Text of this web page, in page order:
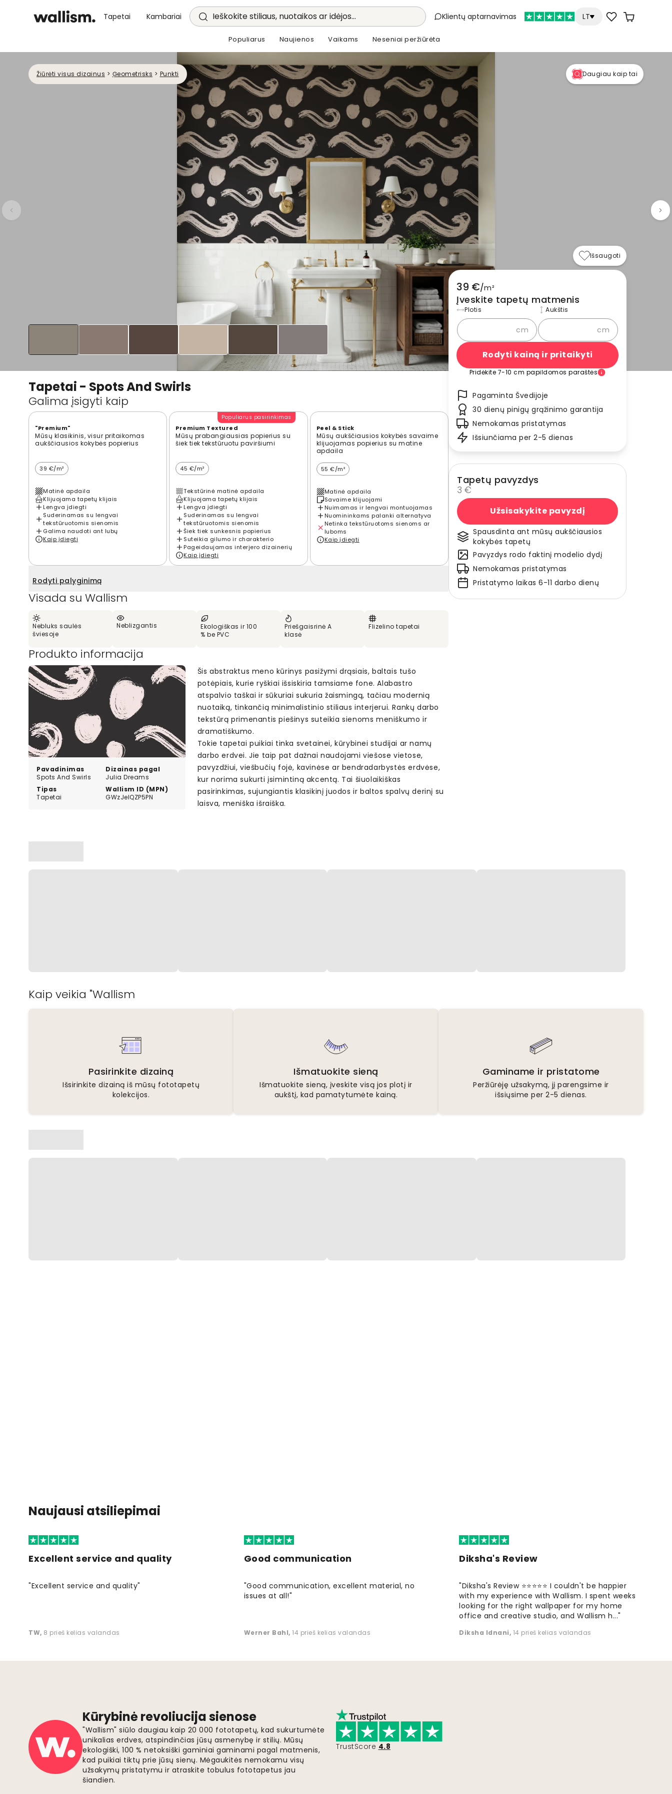
Tapetai Kambariai Ieškokite stiliaus, nuotaikos ar idėjos... Klientų aptarnavimas LT
Populiarus Naujienos Vaikams Neseniai peržiūrėta
Žiūrėti visus dizainus > Ģeometrisks > Punkti Daugiau kaip tai
Tapetai - Spots And Swirls
Galima įsigyti kaip
"Premium"
Mūsų klasikinis, visur pritaikomas
aukščiausios kokybės popierius
39 €/m²
Matinė apdaila
Klijuojama tapetų klijais
Lengva įdiegti
Suderinamas su lengvai
tekstūruotomis sienomis
Galima naudoti ant lubų
Kaip įdiegti
Populiarus pasirinkimas
Premium Textured
Mūsų prabangiausias popierius su
šiek tiek tekstūruotu paviršiumi
45 €/m²
Tekstūrinė matinė apdaila
Klijuojama tapetų klijais
Lengva įdiegti
Suderinamas su lengvai
tekstūruotomis sienomis
Šiek tiek sunkesnis popierius
Suteikia gilumo ir charakterio
Pageidaujamas interjero dizainerių
Kaip įdiegti
Peel & Stick
Mūsų aukščiausios kokybės savaime
klijuojamas popierius su matine
apdaila
55 €/m²
Matinė apdaila
Savaime klijuojami
Nuimamas ir lengvai montuojamas
Nuomininkams palanki alternatyva
Netinka tekstūruotoms sienoms ar
luboms
Kaip įdiegti
Rodyti palyginimą
Visada su Wallism
Nebluks saulės
šviesoje
Neblizgantis
Ekologiškas ir 100
% be PVC
Priešgaisrinė A
klasė
Flizelino tapetai
Produkto informacija
Pavadinimas
Spots And Swirls
Dizainas pagal
Julia Dreams
Tipas
Tapetai
Wallism ID (MPN)
GWzJelQZP5PN
Šis abstraktus meno kūrinys pasižymi drąsiais, baltais tušo
potėpiais, kurie ryškiai išsiskiria tamsiame fone. Alabastro
atspalvio taškai ir sūkuriai sukuria žaismingą, tačiau modernią
nuotaiką, tinkančią minimalistinio stiliaus interjerui. Rankų darbo
tekstūrą primenantis piešinys suteikia sienoms meniškumo ir
dramatiškumo.
Tokie tapetai puikiai tinka svetainei, kūrybinei studijai ar namų
darbo erdvei. Jie taip pat dažnai naudojami viešose vietose,
pavyzdžiui, viešbučių fojė, kavinėse ar bendradarbystės erdvėse,
kur norima sukurti įsimintiną akcentą. Tai šiuolaikiškas
pasirinkimas, sujungiantis klasikinį juodos ir baltos spalvų derinį su
laisva, meniška išraiška.
Išsaugoti
39 €/m²
Įveskite tapetų matmenis
Plotis
cm
Aukštis
cm
Rodyti kainą ir pritaikyti
Pridėkite 7-10 cm papildomos paraštės
Pagaminta Švedijoje
30 dienų pinigų grąžinimo garantija
Nemokamas pristatymas
Išsiunčiama per 2-5 dienas
Tapetų pavyzdys
3 €
Užsisakykite pavyzdį
Spausdinta ant mūsų aukščiausios
kokybės tapetų
Pavyzdys rodo faktinį modelio dydį
Nemokamas pristatymas
Pristatymo laikas 6-11 darbo dienų
Kaip veikia "Wallism
Pasirinkite dizainą
Išsirinkite dizainą iš mūsų fototapetų
kolekcijos.
Išmatuokite sieną
Išmatuokite sieną, įveskite visą jos plotį ir
aukštį, kad pamatytumėte kainą.
Gaminame ir pristatome
Peržiūrėję užsakymą, jį parengsime ir
išsiųsime per 2-5 dienas.
Naujausi atsiliepimai
Excellent service and quality
"Excellent service and quality"
TW, 8 prieš kelias valandas
Good communication
"Good communication, excellent material, no
issues at all!"
Werner Bahl, 14 prieš kelias valandas
Diksha's Review
"Diksha's Review ⭐⭐⭐⭐⭐ I couldn't be happier
with my experience with Wallism. I spent weeks
looking for the right wallpaper for my home
office and creative studio, and Wallism h..."
Diksha Idnani, 14 prieš kelias valandas
Kūrybinė revoliucija sienose
"Wallism" siūlo daugiau kaip 20 000 fototapetų, kad sukurtumėte
unikalias erdves, atspindinčias jūsų asmenybę ir stilių. Mūsų
ekologiški, 100 % netoksiški gaminiai gaminami pagal matmenis,
kad puikiai tiktų prie jūsų sienų. Mėgaukitės nemokamu visų
užsakymų pristatymu ir atraskite tobulus fototapetus jau
šiandien.
TrustScore 4.8